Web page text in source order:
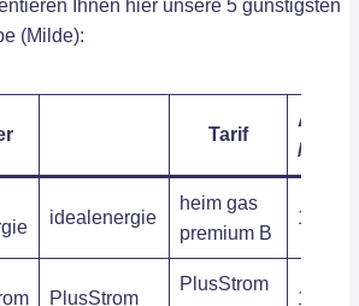
Ihnen hier unsere 5 günstigsten
(Milde):
Tarif
/ kWh
idealenergie
heim gas
premium B
12,59
PlusStrom
PlusStrom
12,99